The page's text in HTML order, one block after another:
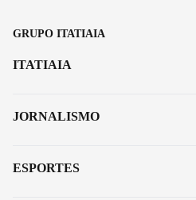
GRUPO ITATIAIA
ITATIAIA
JORNALISMO
ESPORTES